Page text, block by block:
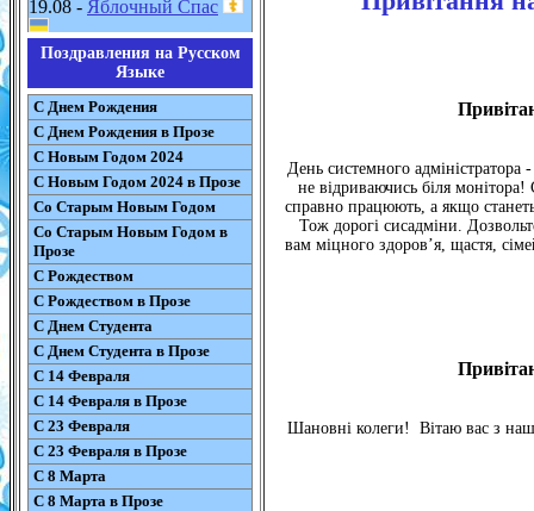
19.08 - Яблочный Спас
Поздравления на Русском
Языке
С Днем Рождения
С Днем Рождения в Прозе
С Новым Годом 2024
С Новым Годом 2024 в Прозе
Со Старым Новым Годом
Со Старым Новым Годом в
Прозе
С Рождеством
С Рождеством в Прозе
С Днем Студента
С Днем Студента в Прозе
С 14 Февраля
С 14 Февраля в Прозе
С 23 Февраля
С 23 Февраля в Прозе
С 8 Марта
С 8 Марта в Прозе
День системного
не відриваючись біля
справно працюють, а якщо
Тож дорогі сисадміни.
вам міцного здоров’я, щастя,
Шановні колеги! Вітаю вас з